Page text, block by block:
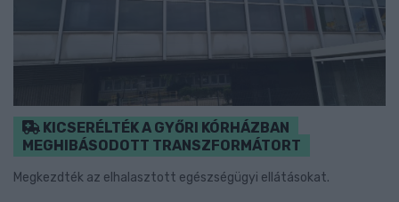
KICSERÉLTÉK A GYŐRI KÓRHÁZBAN
MEGHIBÁSODOTT TRANSZFORMÁTORT
Megkezdték az elhalasztott egészségügyi ellátásokat.